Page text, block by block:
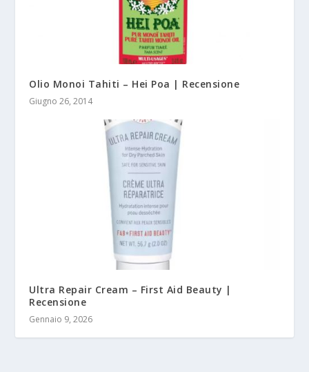
Olio Monoi Tahiti – Hei Poa | Recensione
Giugno 26, 2014
Ultra Repair Cream – First Aid Beauty |
Recensione
Gennaio 9, 2026